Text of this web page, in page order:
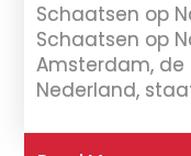
Schaatsen op
Schaatsen op
Amsterdam,
Nederland,